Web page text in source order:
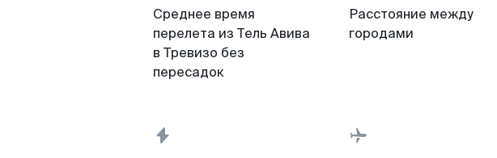
Среднее время
перелета из Тель Авива
в Тревизо без
пересадок
Расстояние между
городами